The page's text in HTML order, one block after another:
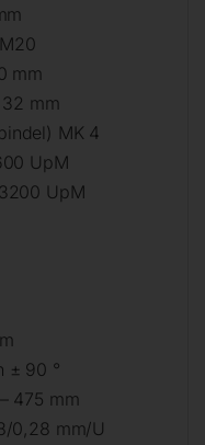
mm
mm
MK 4
UpM
UpM
± 90 °
475 mm
0,28 mm/U